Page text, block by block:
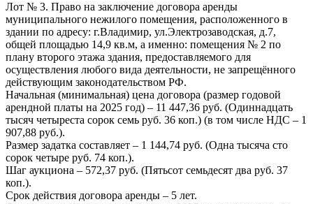
Лот № 3. Право на заключение договора аренды
муниципального нежилого помещения, расположенного в
здании по адресу: г.Владимир, ул.Электрозаводская, д.7,
общей площадью 14,9 кв.м, а именно: помещения № 2 по
плану второго этажа здания, предоставляемого для
осуществления любого вида деятельности, не запрещённого
действующим законодательством РФ.
Начальная (минимальная) цена договора (размер годовой
арендной платы на 2025 год) – 11 447,36 руб. (Одиннадцать
тысяч четыреста сорок семь руб. 36 коп.) (в том числе НДС – 1
907,88 руб.).
Размер задатка составляет – 1 144,74 руб. (Одна тысяча сто
сорок четыре руб. 74 коп.).
Шаг аукциона – 572,37 руб. (Пятьсот семьдесят два руб. 37
коп.).
Срок действия договора аренды – 5 лет.